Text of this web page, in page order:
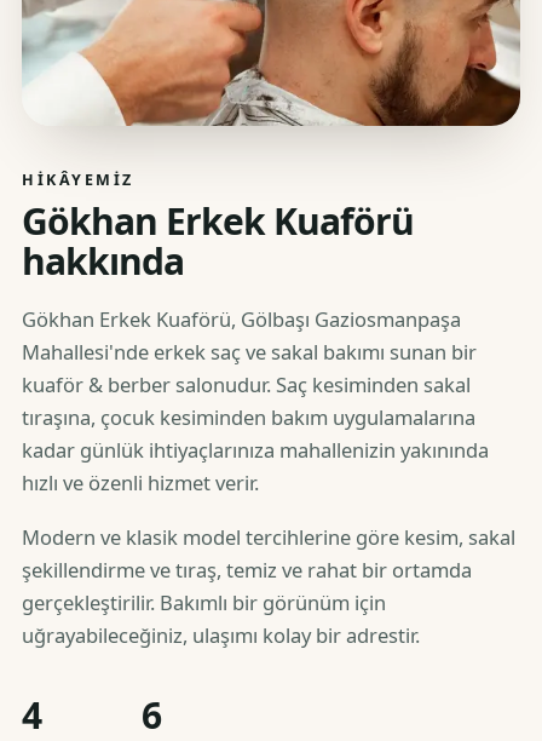
HIKÂYEMIZ
Gökhan Erkek Kuaförü
hakkında
Gökhan Erkek Kuaförü, Gölbaşı Gaziosmanpaşa
Mahallesi'nde erkek saç ve sakal bakımı sunan bir
kuaför & berber salonudur. Saç kesiminden sakal
tıraşına, çocuk kesiminden bakım uygulamalarına
kadar günlük ihtiyaçlarınıza mahallenizin yakınında
hızlı ve özenli hizmet verir.
Modern ve klasik model tercihlerine göre kesim, sakal
şekillendirme ve tıraş, temiz ve rahat bir ortamda
gerçekleştirilir. Bakımlı bir görünüm için
uğrayabileceğiniz, ulaşımı kolay bir adrestir.
4 6